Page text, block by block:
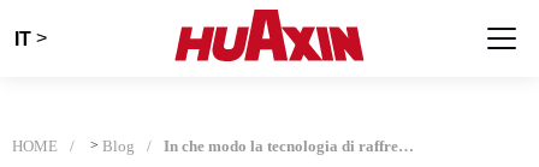
IT >
HOME > Blog In che modo la tecnologia di raffreddamento rapido dei distributori automatici intelligenti per il gelato rimodella il modello di profitto in scenari ad alto traffico?